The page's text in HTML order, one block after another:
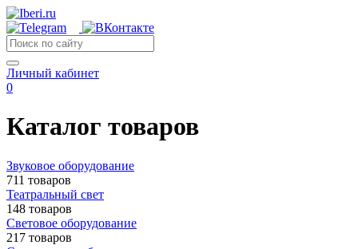
Личный кабинет
0
Каталог товаров
Звуковое оборудование
711 товаров
Театральный свет
148 товаров
Световое оборудование
217 товаров